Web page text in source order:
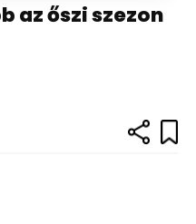
az őszi szezon